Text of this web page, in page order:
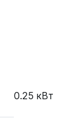
0.25 кВт